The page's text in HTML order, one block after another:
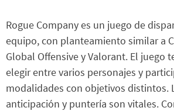
Rogue Company es un juego de
equipo, con planteamiento similar a
Global Offensive y Valorant. El juego
elegir entre varios personajes y
modalidades con objetivos distintos.
anticipación y puntería son vitales.